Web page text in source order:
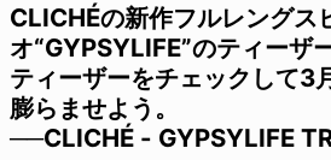
CLICHÉの新作フルレングス
オ“GYPSYLIFE”のティーザ
ティーザーをチェックして3
膨らませよう。
──CLICHÉ - GYPSYLIFE